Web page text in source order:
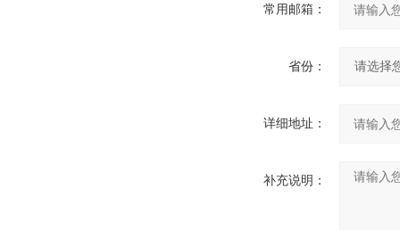
常用邮箱：
省份：
详细地址：
补充说明：